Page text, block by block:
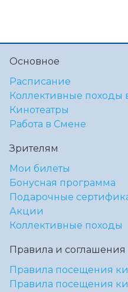
Основное
Расписание
Коллективные походы
Кинотеатры
Работа в Смене
Зрителям
Мои билеты
Бонусная программа
Подарочные
Акции
Коллективные походы
Правила и соглашения
Правила посещения
Правила посещения